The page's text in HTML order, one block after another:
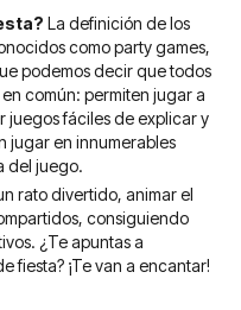
La definición de los
como party games,
podemos decir que todos
común: permiten jugar a
juegos fáciles de explicar y
jugar en innumerables
del juego.
rato divertido, animar el
consiguiendo
¿Te apuntas a
fiesta? ¡Te van a encantar!